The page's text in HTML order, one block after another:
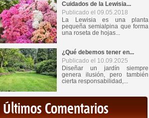
Cuidados de la Lewisia...
Publicado el 09.05.2018
La Lewisia es una planta
pequeña semialpina que forma
una roseta de hojas...
¿Qué debemos tener en...
Publicado el 10.09.2025
Diseñar un jardín siempre
genera ilusión, pero también
cierta responsabilidad,...
Últimos Comentarios